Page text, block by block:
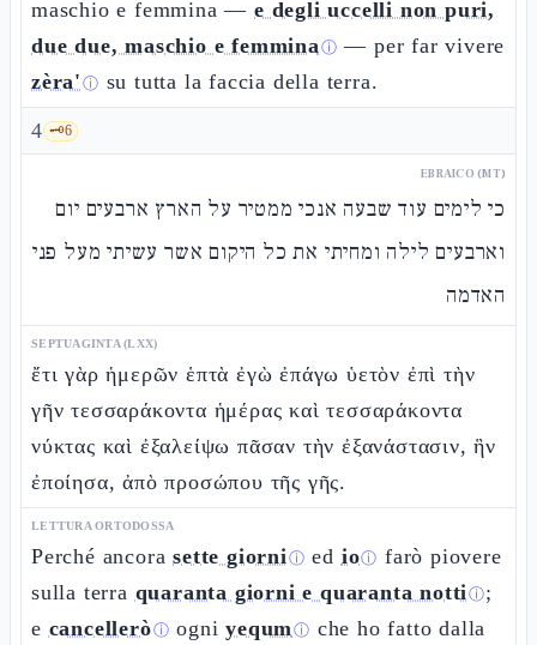
maschio e femmina —e degli uccelli non puri,
due due, maschio e femminaⓘ — per far vivere
zèra' ⓘ su tutta la faccia della terra.
4 🗝️6
EBRAICO (MT)
כי לימים עוד שבעה אנכי ממטיר על הארץ ארבעים יום
וארבעים לילה ומחיתי את כל היקום אשר עשיתי מעל פני
האדמה
SEPTUAGINTA (LXX)
ἔτι γὰρ ἡμερῶν ἑπτὰ ἐγὼ ἐπάγω ὑετὸν ἐπὶ τὴν
γῆν τεσσαράκοντα ἡμέρας καὶ τεσσαράκοντα
νύκτας καὶ ἐξαλείψω πᾶσαν τὴν ἐξανάστασιν, ἣν
ἐποίησα, ἀπὸ προσώπου τῆς γῆς.
LETTURA ORTODOSSA
Perché ancorasette giorniⓘ ed ioⓘ farò piovere
sulla terra quaranta giorni e quaranta nottiⓘ;
e cancelleròⓘ ogniyequmⓘ che ho fatto dalla